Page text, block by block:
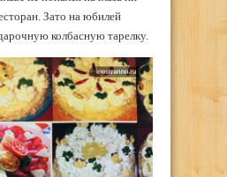
Зато на юбилей
колбасную тарелку.